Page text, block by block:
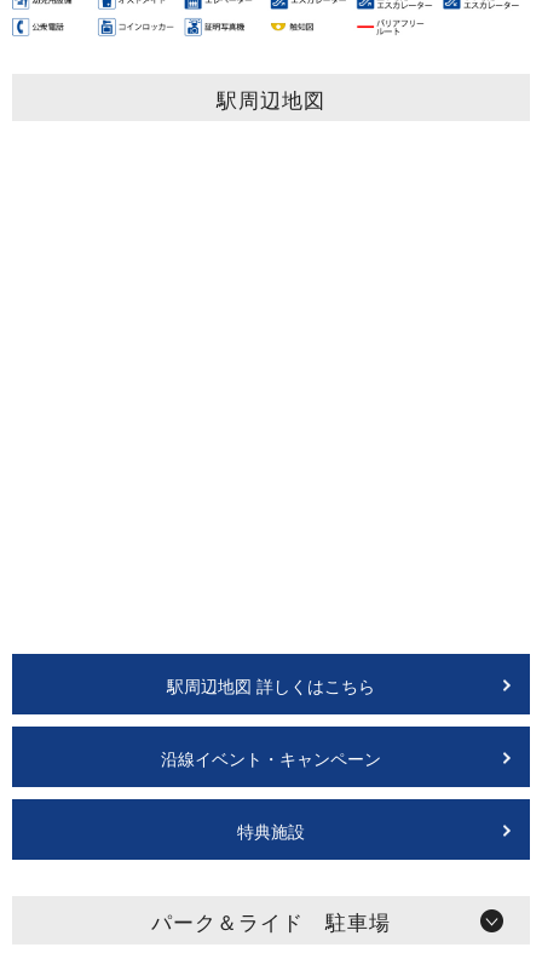
駅周辺地図
駅周辺地図 詳しくはこちら
沿線イベント・キャンペーン
特典施設
パーク＆ライド 駐車場